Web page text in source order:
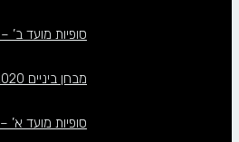
סופיות מועד ב’ – 2019
מבחן ביניים 2020
סופיות מועד א’ – 2020